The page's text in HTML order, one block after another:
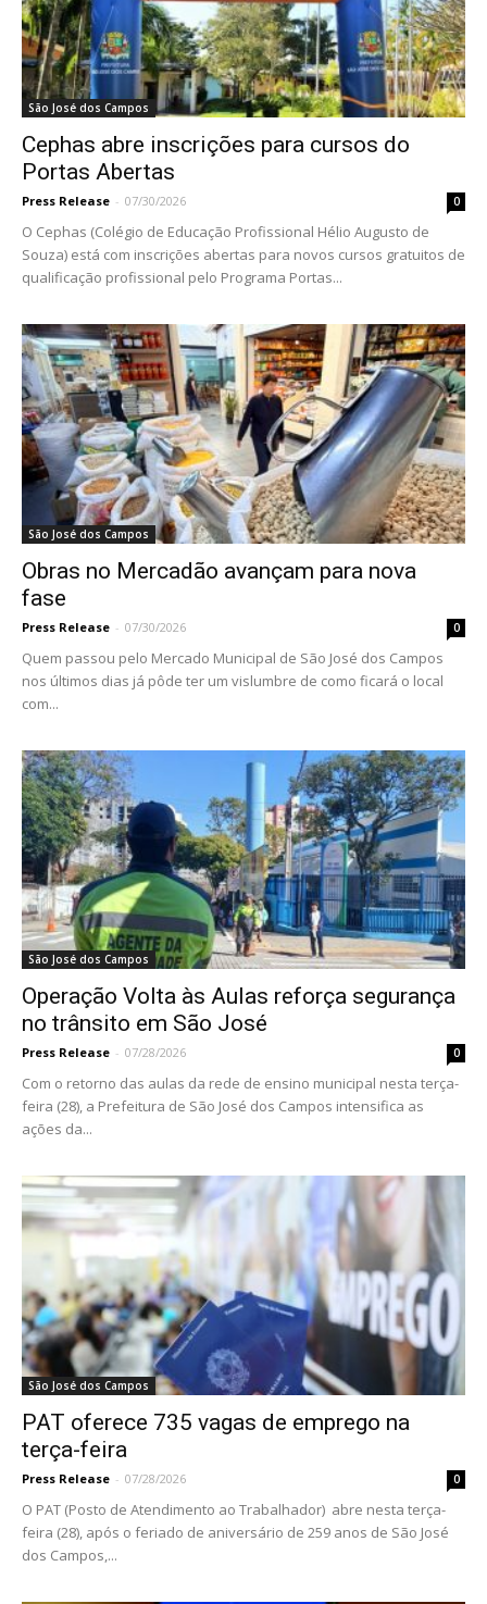
São José dos Campos
Cephas abre inscrições para cursos do
Portas Abertas
Press Release - 07/30/2026 0
O Cephas (Colégio de Educação Profissional Hélio Augusto de
Souza) está com inscrições abertas para novos cursos gratuitos de
qualificação profissional pelo Programa Portas...
São José dos Campos
Obras no Mercadão avançam para nova
fase
Press Release - 07/30/2026 0
Quem passou pelo Mercado Municipal de São José dos Campos
nos últimos dias já pôde ter um vislumbre de como ficará o local
com...
São José dos Campos
Operação Volta às Aulas reforça segurança
no trânsito em São José
Press Release - 07/28/2026 0
Com o retorno das aulas da rede de ensino municipal nesta terça-
feira (28), a Prefeitura de São José dos Campos intensifica as
ações da...
São José dos Campos
PAT oferece 735 vagas de emprego na
terça-feira
Press Release - 07/28/2026 0
O PAT (Posto de Atendimento ao Trabalhador) abre nesta terça-
feira (28), após o feriado de aniversário de 259 anos de São José
dos Campos,...